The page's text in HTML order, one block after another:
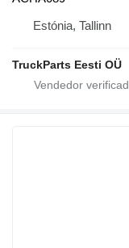
Estónia, Tallinn
TruckParts Eesti OÜ